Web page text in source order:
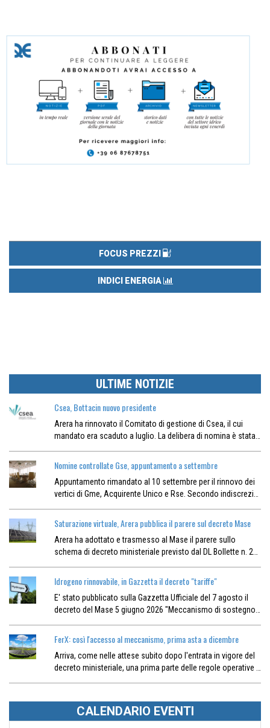
FOCUS PREZZI
INDICI ENERGIA
ULTIME NOTIZIE
Csea, Bottacin nuovo presidente
Arera ha rinnovato il Comitato di gestione di Csea, il cui
mandato era scaduto a luglio. La delibera di nomina è stata…
Nomine controllate Gse, appuntamento a settembre
Appuntamento rimandato al 10 settembre per il rinnovo dei
vertici di Gme, Acquirente Unico e Rse. Secondo indiscrezi…
Saturazione virtuale, Arera pubblica il parere sul decreto Mase
Arera ha adottato e trasmesso al Mase il parere sullo
schema di decreto ministeriale previsto dal DL Bollette n. 2…
Idrogeno rinnovabile, in Gazzetta il decreto "tariffe"
E' stato pubblicato sulla Gazzetta Ufficiale del 7 agosto il
decreto del Mase 5 giugno 2026 "Meccanismo di sostegno…
FerX: così l'accesso al meccanismo, prima asta a dicembre
Arriva, come nelle attese subito dopo l'entrata in vigore del
decreto ministeriale, una prima parte delle regole operative …
CALENDARIO EVENTI